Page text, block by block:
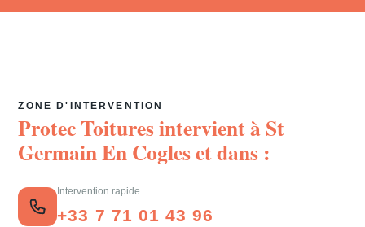
ZONE D'INTERVENTION
Protec Toitures intervient àSt
Germain En Cogleset dans :
Intervention rapide
+33 7 71 01 43 96